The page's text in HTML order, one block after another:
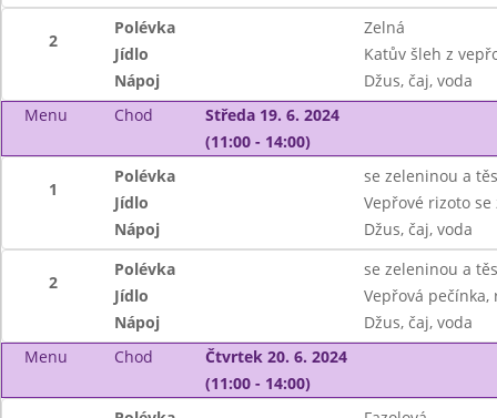
2
Polévka
Zelná
Jídlo
Katův šleh z
Nápoj
Džus, čaj, voda
Menu
Chod
Středa 19. 6. 2024
(11:00 - 14:00)
1
Polévka
se zeleninou a
Jídlo
Vepřové rizoto
Nápoj
Džus, čaj, voda
2
Polévka
se zeleninou a
Jídlo
Vepřová
Nápoj
Džus, čaj, voda
Menu
Chod
Čtvrtek 20. 6. 2024
(11:00 - 14:00)